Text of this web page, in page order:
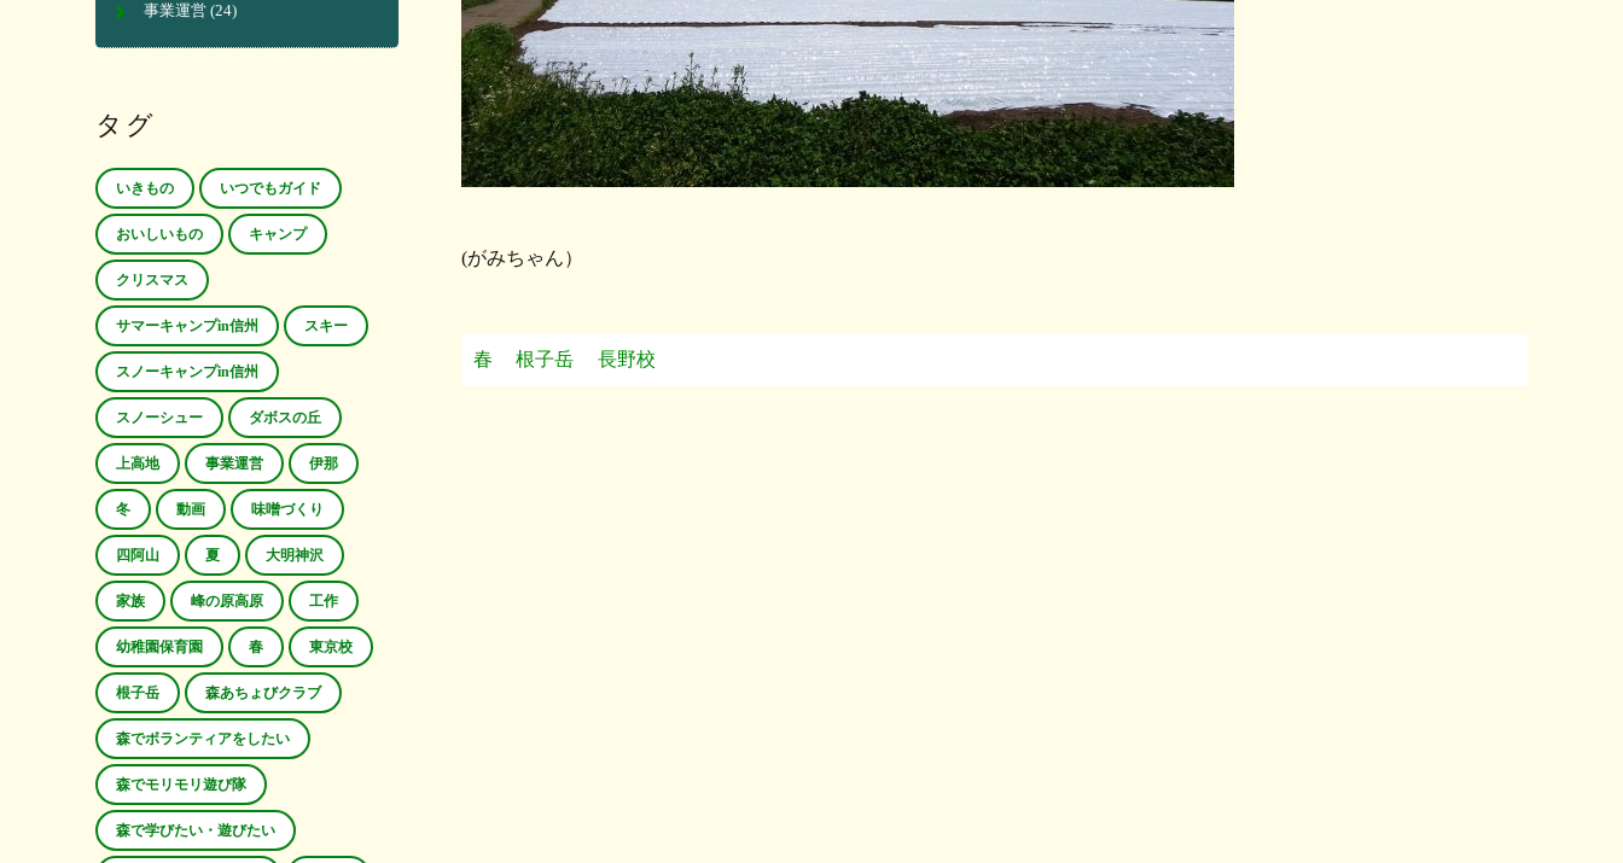
(がみちゃん）
春 根子岳 長野校
事業運営 (24)
タグ
いきもの いつでもガイド
おいしいもの キャンプ
クリスマス
サマーキャンプin信州 スキー
スノーキャンプin信州
スノーシュー ダボスの丘
上高地 事業運営 伊那
冬 動画 味噌づくり
四阿山 夏 大明神沢
家族 峰の原高原 工作
幼稚園保育園 春 東京校
根子岳 森あちょびクラブ
森でボランティアをしたい
森でモリモリ遊び隊
森で学びたい・遊びたい